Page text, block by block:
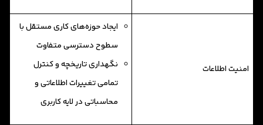
امنیت اطلاعات
ایجاد حوزه‌های کاری مستقل با
سطوح دسترسی متفاوت
نگهداری تاریخچه و کنترل
تمامی تغییرات اطلاعاتی و
محاسباتی در لایه کاربری